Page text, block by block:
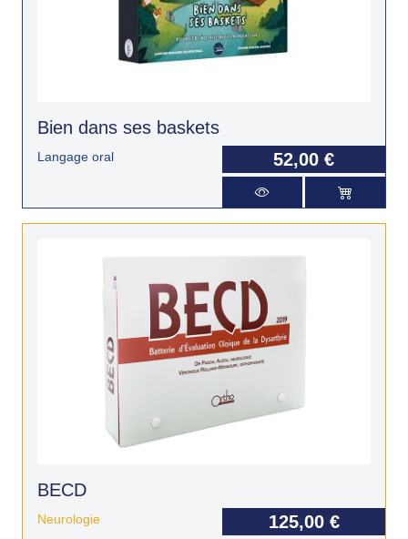
Bien dans ses baskets
Langage oral 52,00 €
BECD
Neurologie 125,00 €